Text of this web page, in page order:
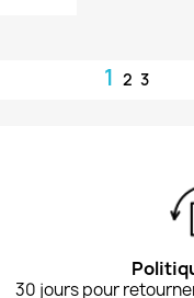
1 2 3
30 jours pour